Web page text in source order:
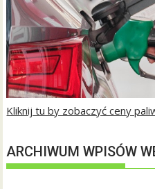
Kliknij tu by zobaczyć ceny
ARCHIWUM WPISÓW